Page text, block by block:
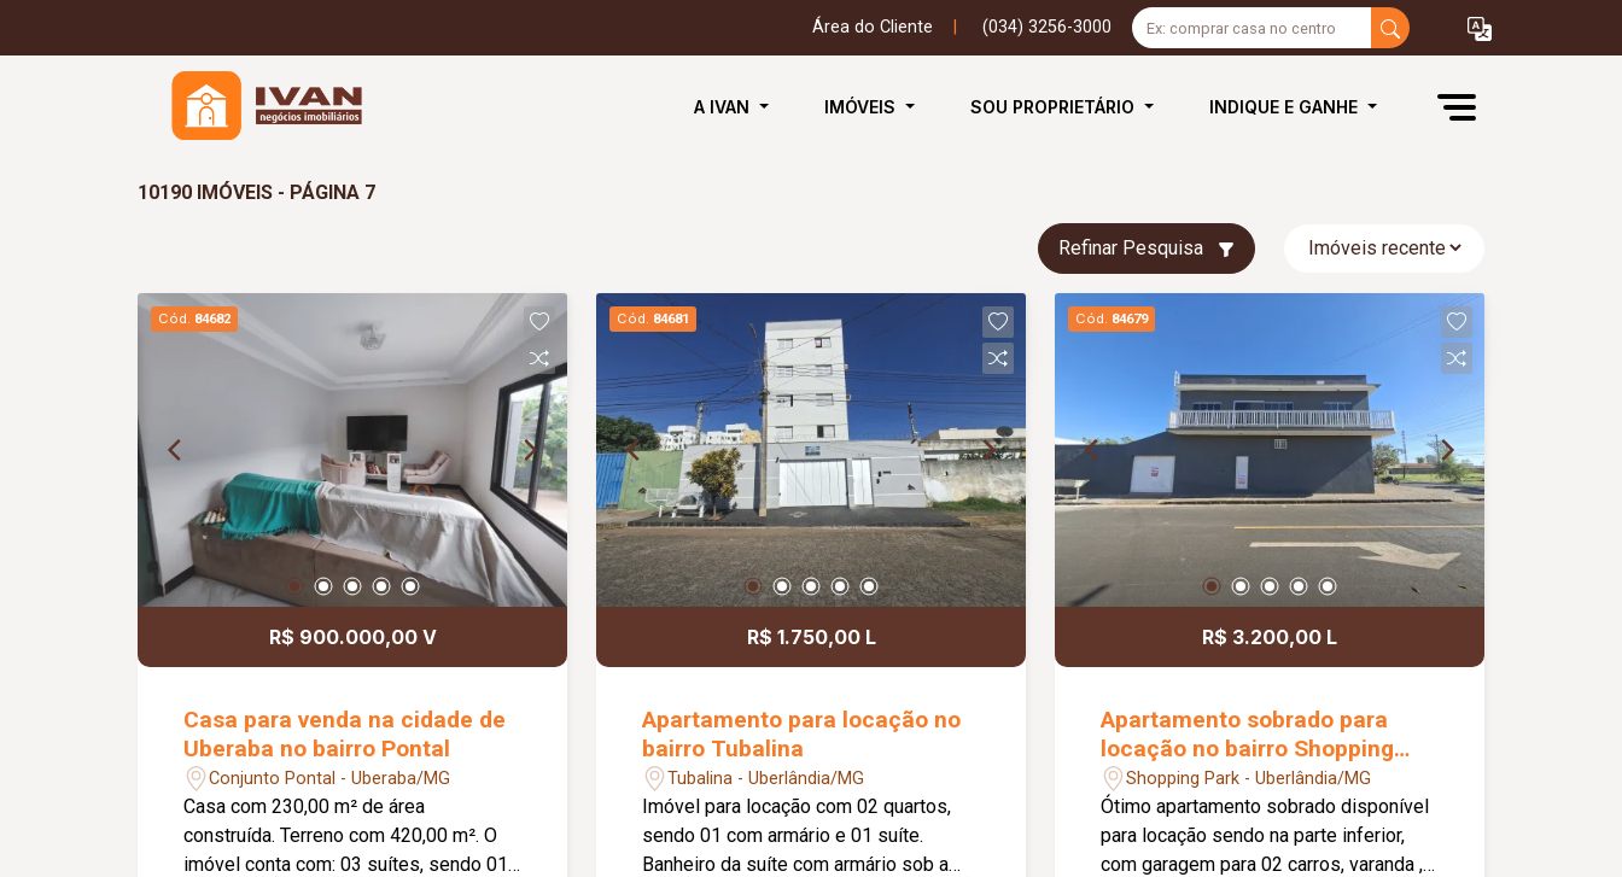
Área do Cliente (034) 3256-3000
A IVAN IMÓVEIS SOU PROPRIETÁRIO INDIQUE E GANHE
10190 IMÓVEIS - PÁGINA 7
Refinar Pesquisa
Cód. 84682
R$ 900.000,00 V
Casa para venda na cidade de
Uberaba no bairro Pontal
Conjunto Pontal - Uberaba/MG
Casa com 230,00 m² de área
construída. Terreno com 420,00 m². O
imóvel conta com: 03 suítes, sendo 01
Cód. 84681
R$ 1.750,00 L
Apartamento para locação no
bairro Tubalina
Tubalina - Uberlândia/MG
Imóvel para locação com 02 quartos,
sendo 01 com armário e 01 suíte.
Banheiro da suíte com armário sob a
Cód. 84679
R$ 3.200,00 L
Apartamento sobrado para
locação no bairro Shopping
ParkShopping Park - Uberlândia/MG
Ótimo apartamento sobrado disponível
para locação sendo na parte inferior,
com garagem para 02 carros, varanda ,